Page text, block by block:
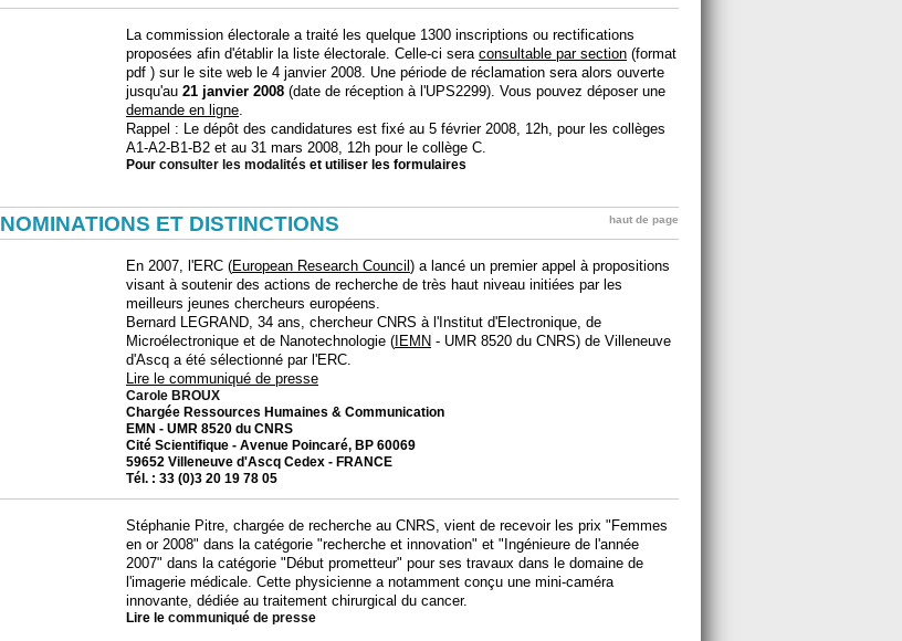
La commission électorale a traité les quelque 1300 inscriptions ou rectifications
proposées afin d'établir la liste électorale. Celle-ci sera consultable par section (format
pdf ) sur le site web le 4 janvier 2008. Une période de réclamation sera alors ouverte
jusqu'au 21 janvier 2008 (date de réception à l'UPS2299). Vous pouvez déposer une
demande en ligne.
Rappel : Le dépôt des candidatures est fixé au 5 février 2008, 12h, pour les collèges
A1-A2-B1-B2 et au 31 mars 2008, 12h pour le collège C.
Pour consulter les modalités et utiliser les formulaires
NOMINATIONS ET DISTINCTIONS haut de page
En 2007, l'ERC (European Research Council ) a lancé un premier appel à propositions
visant à soutenir des actions de recherche de très haut niveau initiées par les
meilleurs jeunes chercheurs européens.
Bernard LEGRAND, 34 ans, chercheur CNRS à l'Institut d'Electronique, de
Microélectronique et de Nanotechnologie ( IEMN - UMR 8520 du CNRS) de Villeneuve
d'Ascq a été sélectionné par l'ERC.
Lire le communiqué de presse
Carole BROUX
Chargée Ressources Humaines & Communication
EMN - UMR 8520 du CNRS
Cité Scientifique - Avenue Poincaré, BP 60069
59652 Villeneuve d'Ascq Cedex - FRANCE
Tél. : 33 (0)3 20 19 78 05
Stéphanie Pitre, chargée de recherche au CNRS, vient de recevoir les prix "Femmes
en or 2008" dans la catégorie "recherche et innovation" et "Ingénieure de l'année
2007" dans la catégorie "Début prometteur" pour ses travaux dans le domaine de
l'imagerie médicale. Cette physicienne a notamment conçu une mini-caméra
innovante, dédiée au traitement chirurgical du cancer.
Lire le communiqué de presse